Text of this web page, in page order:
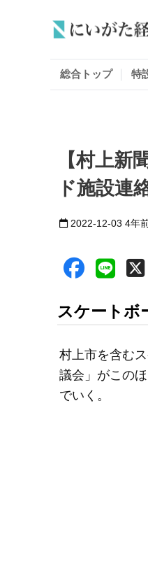
総合トップ 特
【村上新
ド施設連
2022-12-03 4年
スケートボ
村上市を含む
議会」がこの
でいく。